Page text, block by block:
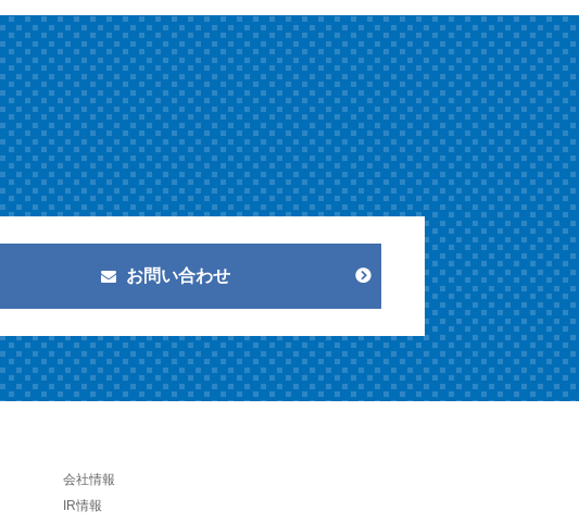
お問い合わせ
会社情報
IR情報